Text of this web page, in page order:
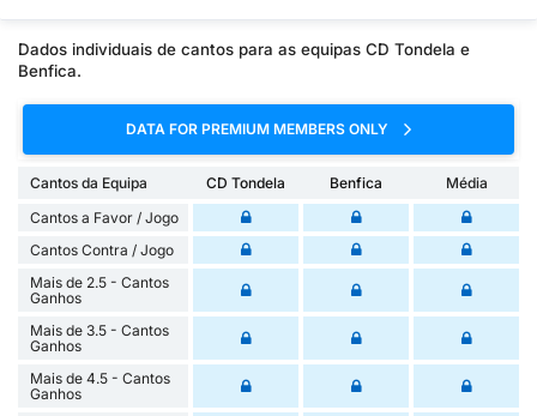
Dados individuais de cantos para as equipas CD Tondela e
Benfica.
DATA FOR PREMIUM MEMBERS ONLY
Cantos da Equipa CD Tondela Benfica
Média
Cantos a Favor / Jogo
Cantos Contra / Jogo
Mais de 2.5 - Cantos
Ganhos
Mais de 3.5 - Cantos
Ganhos
Mais de 4.5 - Cantos
Ganhos